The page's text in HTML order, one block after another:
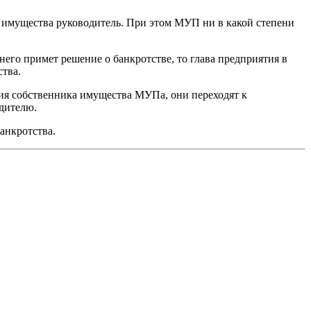
имущества руководитель. При этом МУП ни в какой степени
примет решение о банкротстве, то глава предприятия в
собственника имущества МУПа, они переходят к